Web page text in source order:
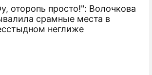
оторопь просто!": Волочкова
срамные места в
неглиже